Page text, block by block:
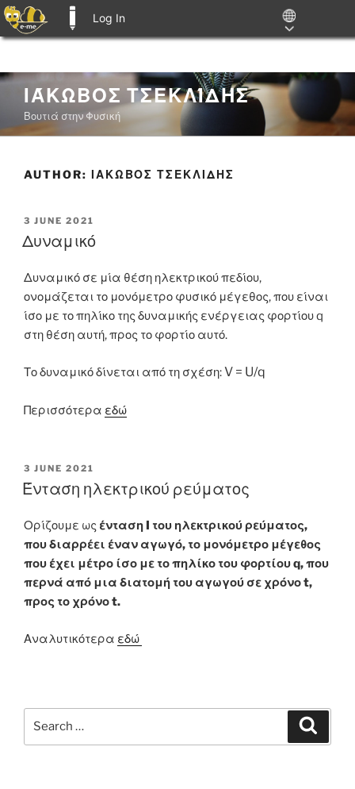
Log In
Skip
content
ΙΆΚΩΒΟΣ ΤΣΕΚΛΊΔΗΣ
Βουτιά στην Φυσική
AUTHOR: ΙΑΚΩΒΟΣ ΤΣΕΚΛΙΔΗΣ
POSTED
ON
3 JUNE 2021
Δυναμικό
Δυναμικό σε μία θέση ηλεκτρικού πεδίου,
ονομάζεται το μονόμετρο φυσικό μέγεθος, που είναι
ίσο με το πηλίκο της δυναμικής ενέργειας φορτίου q
στη θέση αυτή, προς το φορτίο αυτό.
Το δυναμικό δίνεται από τη σχέση:V = U/q
Περισσότερα εδώ
POSTED
ON
3 JUNE 2021
Ένταση ηλεκτρικού ρεύματος
Ορίζουμε ως ένταση I του ηλεκτρικού ρεύματος,
που διαρρέει έναν αγωγό, το μονόμετρο μέγεθος
που έχει μέτρο ίσο με το πηλίκο του φορτίου q, που
περνά από μια διατομή του αγωγού σε χρόνο t,
προς το χρόνο t.
Αναλυτικότερα εδώ